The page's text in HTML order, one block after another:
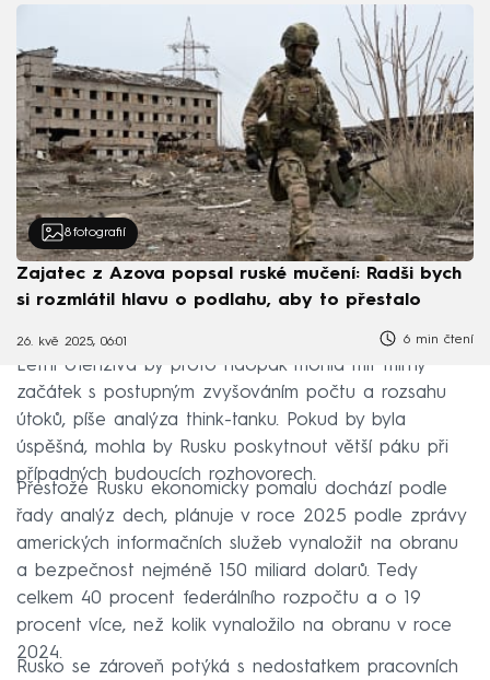
8 fotografií
Zajatec z Azova popsal ruské mučení: Radši bych
si rozmlátil hlavu o podlahu, aby to přestalo
26. kvě 2025, 06:01 6 min čtení
Letní ofenziva by proto naopak mohla mít mírný
začátek s postupným zvyšováním počtu a rozsahu
útoků, píše analýza think-tanku. Pokud by byla
úspěšná, mohla by Rusku poskytnout větší páku při
případných budoucích rozhovorech.
Přestože Rusku ekonomicky pomalu dochází podle
řady analýz dech, plánuje v roce 2025 podle zprávy
amerických informačních služeb vynaložit na obranu
a bezpečnost nejméně 150 miliard dolarů. Tedy
celkem 40 procent federálního rozpočtu a o 19
procent více, než kolik vynaložilo na obranu v roce
2024.
Rusko se zároveň potýká s nedostatkem pracovních